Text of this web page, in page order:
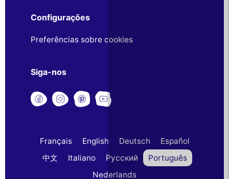
Configurações
Preferências sobre cookies
Siga-nos
Français English Deutsch
Español
中文
Italiano Русский
Português
Nederlands